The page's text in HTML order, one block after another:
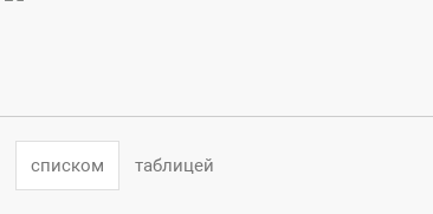
списком таблицей